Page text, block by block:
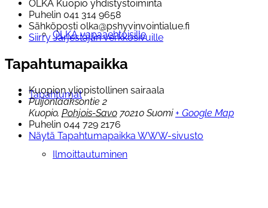
OLKA vapaaehtoisille
Tapahtumat
Ilmoittautuminen
OLKA Kuopio yhdistystoiminta
Puhelin 041 314 9658
Sähköposti olka@pshyvinvointialue.fi
Siirry Järjestäjän verkkosivuille
Tapahtumapaikka
Kuopion yliopistollinen sairaala
Puijonlaaksontie 2
Kuopio, Pohjois-Savo 70210 Suomi + Google Map
Puhelin 044 729 2176
Näytä Tapahtumapaikka WWW-sivusto